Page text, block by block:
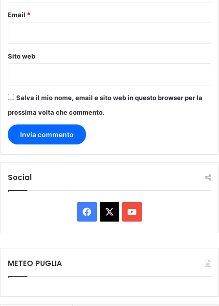
Email *
Sito web
Salva il mio nome, email e sito web in questo browser per la
prossima volta che commento.
Social
Facebook You
Tube
METEO PUGLIA